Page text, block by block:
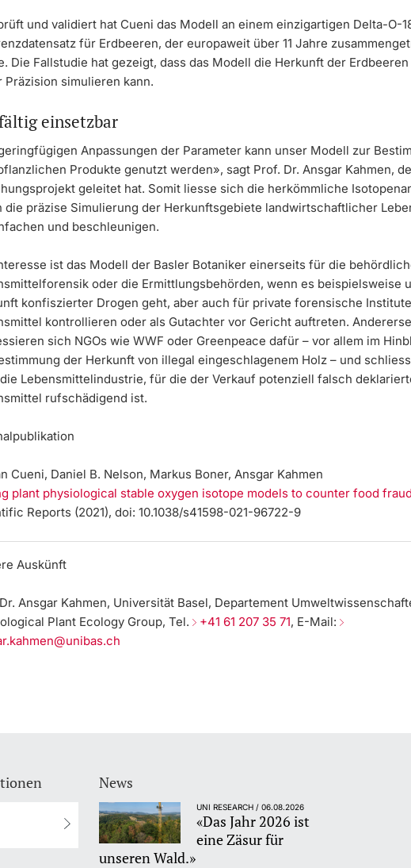
und validiert hat Cueni das Modell an einem einzigartigen Delta-O-
für Erdbeeren, der europaweit über 11 Jahre
Die Fallstudie hat gezeigt, dass das Modell die Herkunft der
Präzision simulieren kann.
einsetzbar
Anpassungen der Parameter kann unser Modell zur
Produkte genutzt werden», sagt Prof. Dr. Ansgar Kahmen,
geleitet hat. Somit liesse sich die herkömmliche
die präzise Simulierung der Herkunftsgebiete landwirtschaftlicher
und beschleunigen.
ist das Modell der Basler Botaniker einerseits für die
oder die Ermittlungsbehörden, wenn es beispielsweise
konfiszierter Drogen geht, aber auch für private forensische
kontrollieren oder als Gutachter vor Gericht auftreten.
sich NGOs wie WWF oder Greenpeace dafür – vor allem im
der Herkunft von illegal eingeschlagenem Holz – und
Lebensmittelindustrie, für die der Verkauf potenziell falsch
rufschädigend ist.
Cueni, Daniel B. Nelson, Markus Boner, Ansgar Kahmen
plant physiological stable oxygen isotope models to counter food fraud
Reports (2021), doi: 10.1038/s41598-021-96722-9
Auskünft
Ansgar Kahmen, Universität Basel, Departement
Plant Ecology Group, Tel. +41 61 207 35 71, E-Mail:
News
UNI RESEARCH / 06.08.2026
«Das Jahr 2026 ist
eine Zäsur für
unseren Wald.»